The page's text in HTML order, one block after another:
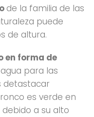
de la familia de las
puede
de altura.
en forma de
para las
detastacar
es verde en
a su alto